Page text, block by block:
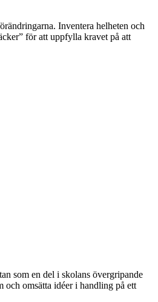
Inventera helheten och
för att uppfylla kravet på att
som en del i skolans övergripande
och omsätta idéer i handling på ett